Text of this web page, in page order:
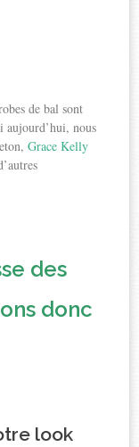
de bal sont
aujourd’hui, nous
Grace Kelly
des
donc
look